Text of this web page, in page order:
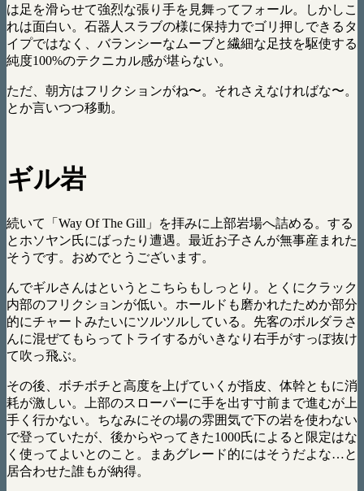
は足を滑らせて強烈な張り手を見舞ってフォール。しかしこ
れは面白い。石器人スラブの様に保持力でゴリ押しできるタ
イプではなく、バランシーなムーブと繊細な足技を駆使する
純度100%のテクニカル感が堪らない。
ただ、朝方はフリクションがね〜。それさえなければな〜。
とか言いつつ移動。
ギル岩
続いて「Way Of The Gill」を拝みに上部岩場へ詰める。する
とホソヤン氏にばったり遭遇。最近お子さんが無事産まれた
そうです。おめでとうございます。
んでギルさんはというとこちらもしっとり。とくにクラック
内部のフリクションが低い。ホールドも磨かれたためか部分
的にチャートみたいにツルツルしている。先客のボルダラさ
んに混ぜてもらってトライするがいきなり右手がすっぽ抜け
て吹っ飛ぶ。
その後、ボチボチと高度を上げていくが指皮、体幹ともに消
耗が激しい。上部のスローパーに手を出す寸前まで進むが上
手く行かない。ちなみにその場の雰囲気で下の岩を使わない
で登っていたが、後からやってきた1000氏によると限定はな
く使ってよいとのこと。まあグレード的にはそうだよな…と
居合わせた誰もが納得。